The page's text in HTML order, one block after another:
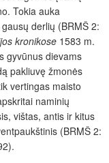
Tokia auka
derlių (BRMŠ 2:
kronikose 1583 m.
gyvūnus dievams
pakliuvę žmonės
vertingas maisto
naminių
vištas, antis ir kitus
(BRMŠ 2: